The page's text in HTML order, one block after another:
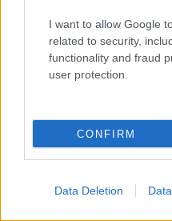
I want to allow Google
related to security,
functionality and fraud
user protection.
CONFIRM
Data Deletion
salendo su una delle
navigano i
ed ammirare tutti i